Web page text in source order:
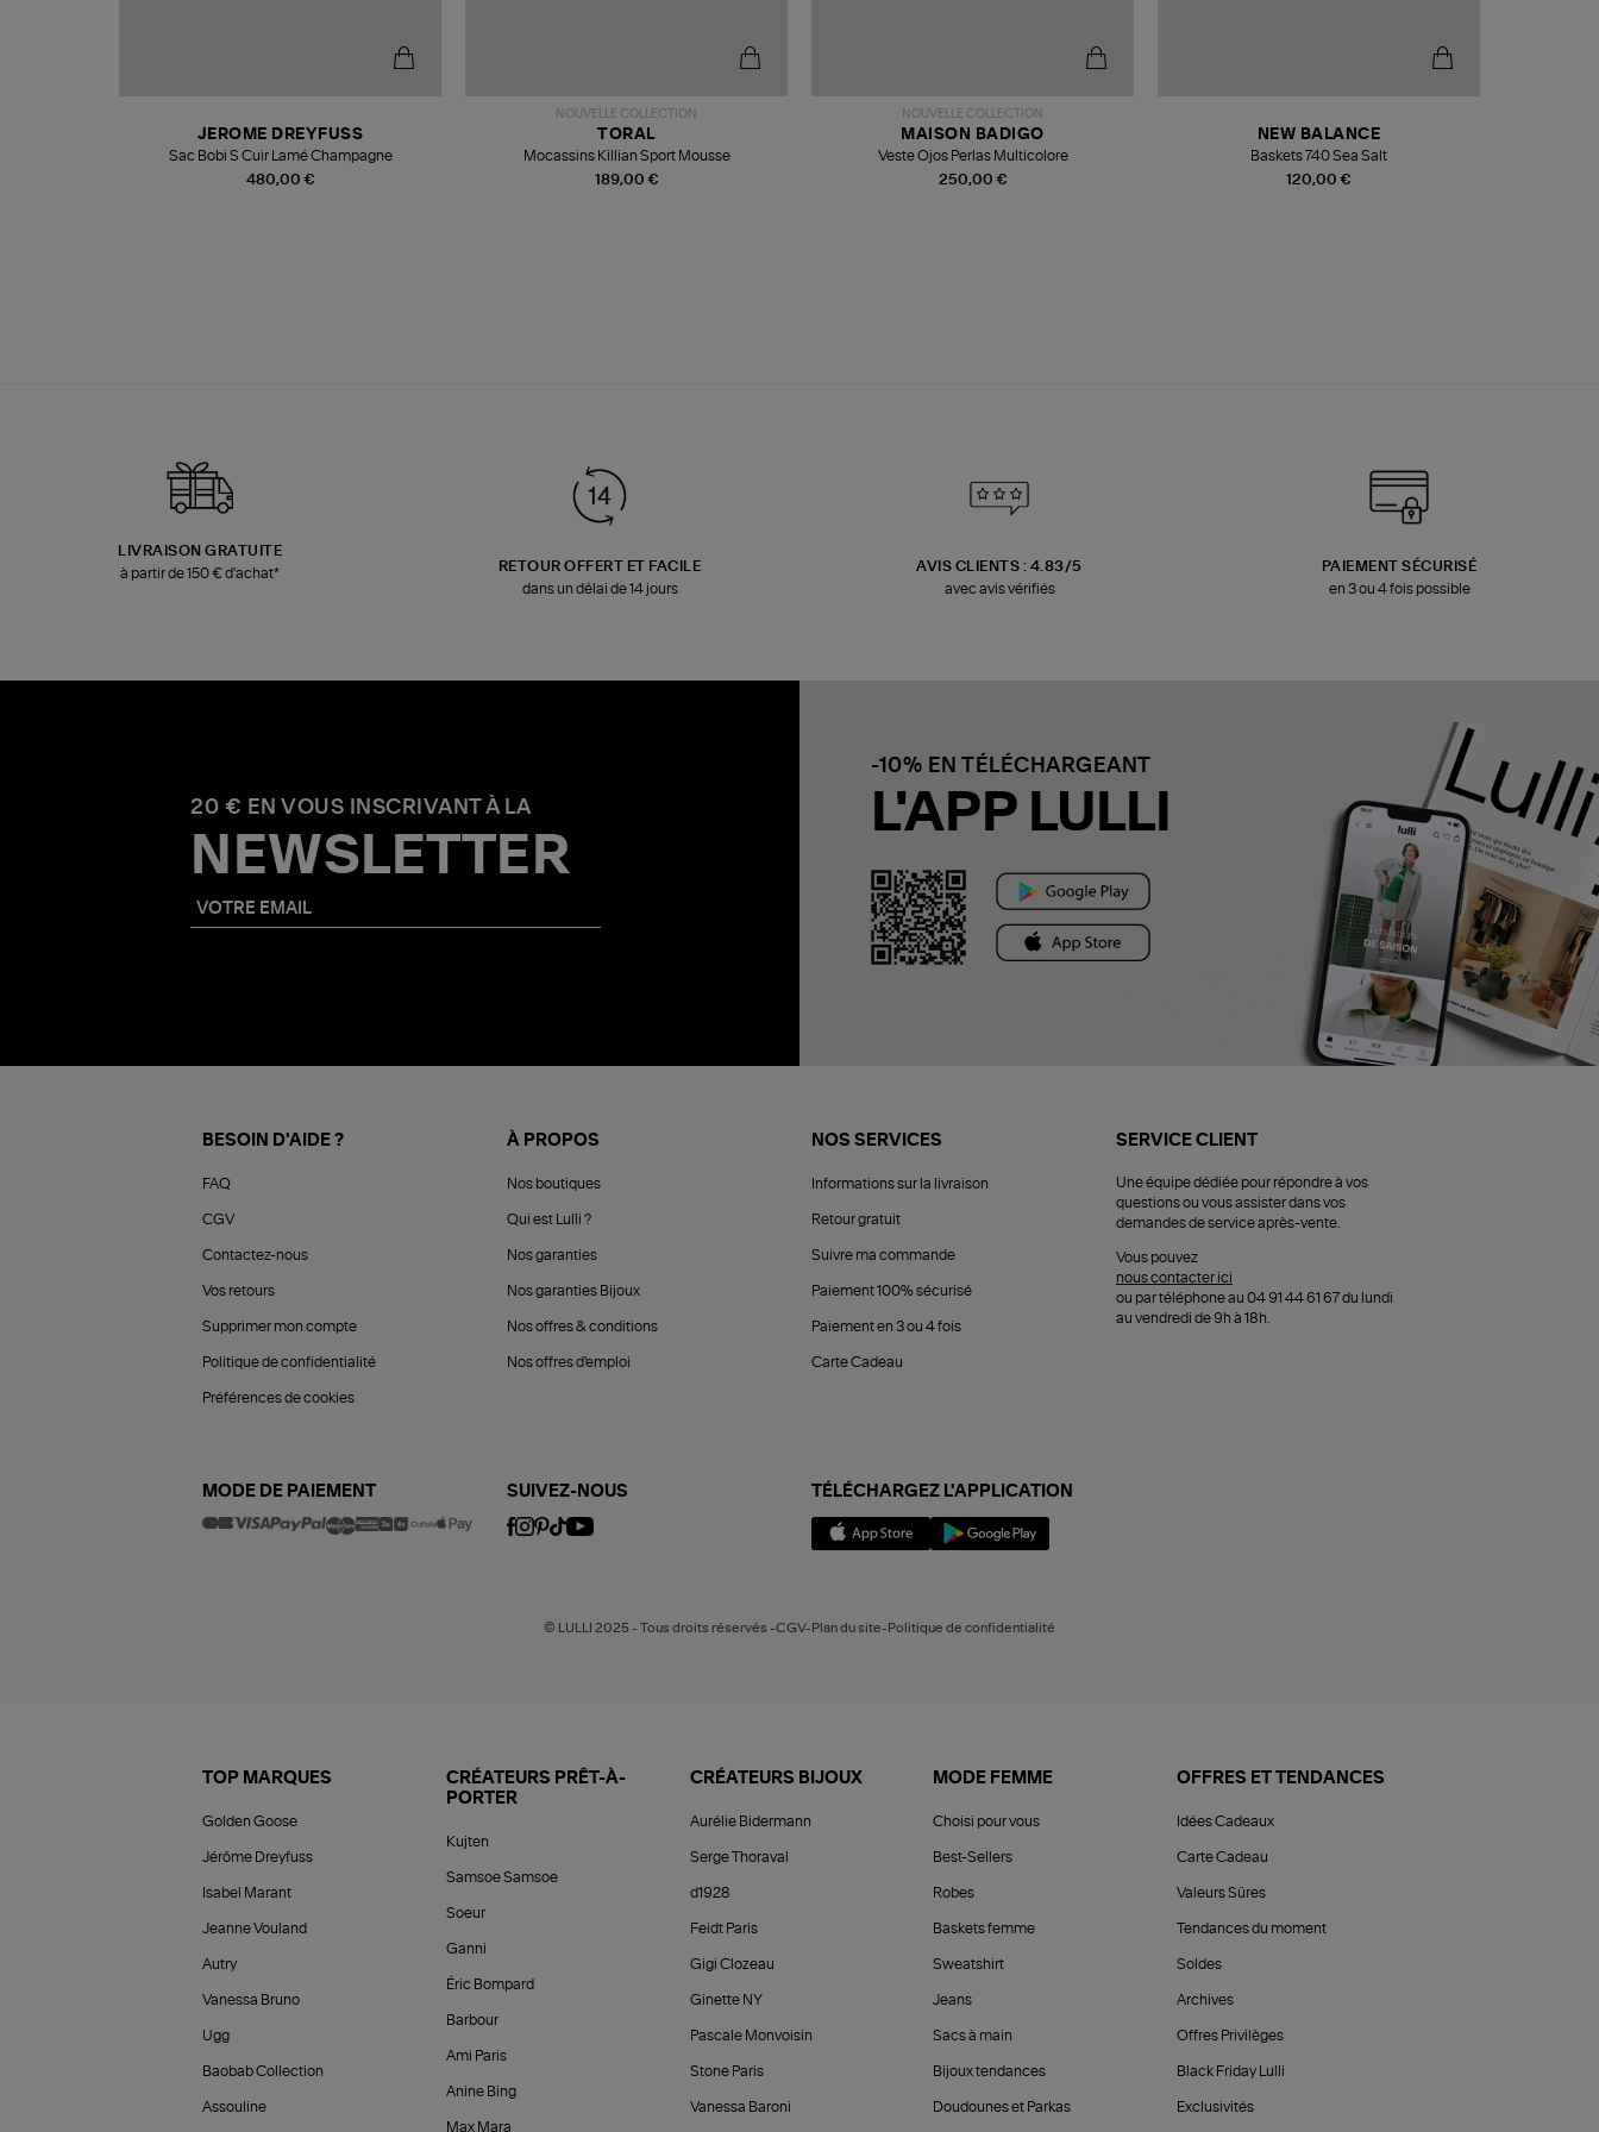
480,00 €
JEROME DREYFUSS
Sac Bobi S Cuir Lamé Champagne
NOUVELLE COLLECTION
189,00 €
TORAL
Mocassins Killian Sport Mousse
NOUVELLE COLLECTION
250,00 €
MAISON BADIGO
Veste Ojos Perlas Multicolore
120,00 €
NEW BALANCE
Baskets 740 Sea Salt
LIVRAISON GRATUITE
à partir de 150 € d'achat*
RETOUR OFFERT ET FACILE
dans un délai de 14 jours
AVIS CLIENTS : 4.83/5
avec avis vérifiés
PAIEMENT SÉCURISÉ
en 3 ou 4 fois possible
20 € EN VOUS INSCRIVANT À LA
NEWSLETTER
-10% EN TÉLÉCHARGEANT
L'APP LULLI
BESOIN D'AIDE ?
FAQ
CGV
Contactez-nous
Vos retours
Supprimer mon compte
Politique de confidentialité
Préférences de cookies
À PROPOS
Nos boutiques
Qui est Lulli ?
Nos garanties
Nos garanties Bijoux
Nos offres & conditions
Nos offres d'emploi
NOS SERVICES
Informations sur la livraison
Retour gratuit
Suivre ma commande
Paiement 100% sécurisé
Paiement en 3 ou 4 fois
Carte Cadeau
SERVICE CLIENT
Une équipe dédiée pour répondre à vos
questions ou vous assister dans vos
demandes de service après-vente.
Vous pouvez
nous contacter ici
ou par téléphone au 04 91 44 61 67 du lundi
au vendredi de 9h à 18h.
MODE DE PAIEMENT SUIVEZ-NOUS TÉLÉCHARGEZ L'APPLICATION
© LULLI 2025 - Tous droits réservés -CGV-Plan du site-Politique de confidentialité
TOP MARQUES
Golden Goose
Jérôme Dreyfuss
Isabel Marant
Jeanne Vouland
Autry
Vanessa Bruno
Ugg
Baobab Collection
Assouline
CRÉATEURS PRÊT-À-
PORTER
Kujten
Samsoe Samsoe
Soeur
Ganni
Éric Bompard
Barbour
Ami Paris
Anine Bing
Max Mara
CRÉATEURS BIJOUX
Aurélie Bidermann
Serge Thoraval
d1928
Feidt Paris
Gigi Clozeau
Ginette NY
Pascale Monvoisin
Stone Paris
Vanessa Baroni
MODE FEMME
Choisi pour vous
Best-Sellers
Robes
Baskets femme
Sweatshirt
Jeans
Sacs à main
Bijoux tendances
Doudounes et Parkas
OFFRES ET TENDANCES
Idées Cadeaux
Carte Cadeau
Valeurs Sûres
Tendances du moment
Soldes
Archives
Offres Privilèges
Black Friday Lulli
Exclusivités